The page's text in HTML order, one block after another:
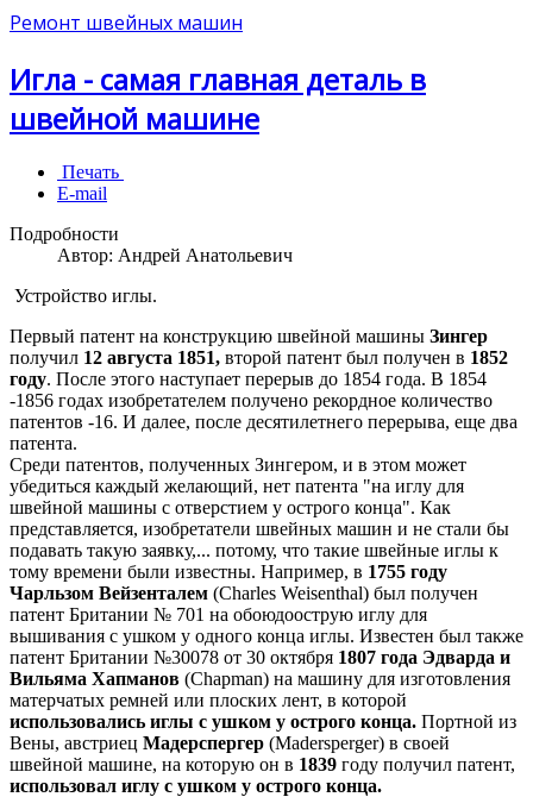
Ремонт швейных машин
Игла - самая главная деталь в
швейной машине
Печать
E-mail
Подробности
Автор: Андрей Анатольевич
Устройство иглы.
Первый патент на конструкцию швейной машины Зингер
получил 12 августа 1851, второй патент был получен в 1852
году. После этого наступает перерыв до 1854 года. В 1854
-1856 годах изобретателем получено рекордное количество
патентов -16. И далее, после десятилетнего перерыва, еще два
патента.
Среди патентов, полученных Зингером, и в этом может
убедиться каждый желающий, нет патента "на иглу для
швейной машины с отверстием у острого конца". Как
представляется, изобретатели швейных машин и не стали бы
подавать такую заявку,... потому, что такие швейные иглы к
тому времени были известны. Например, в 1755 году
Чарльзом Вейзенталем (Charles Weisenthal) был получен
патент Британии № 701 на обоюдоострую иглу для
вышивания с ушком у одного конца иглы. Известен был также
патент Британии №30078 от 30 октября 1807 года Эдварда и
Вильяма Хапманов (Chapman) на машину для изготовления
матерчатых ремней или плоских лент, в которой
использовались иглы с ушком у острого конца. Портной из
Вены, австриец Мадерспергер (Madersperger) в своей
швейной машине, на которую он в 1839 году получил патент,
использовал иглу с ушком у острого конца.